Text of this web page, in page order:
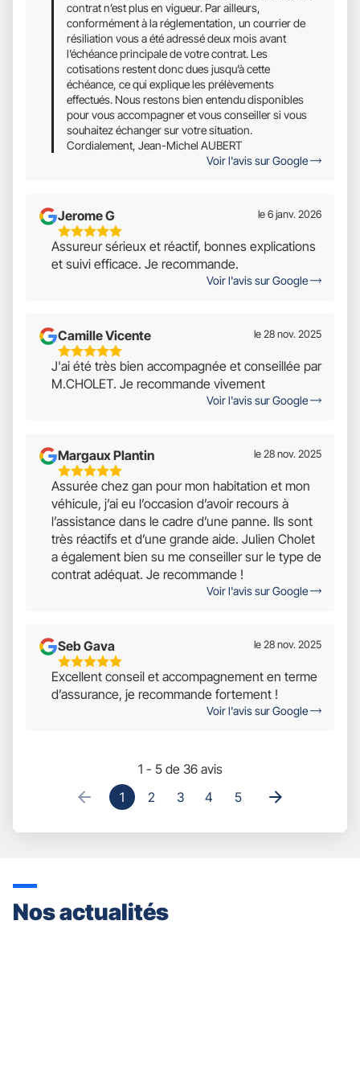
contrat n’est plus en vigueur. Par ailleurs,
conformément à la réglementation, un courrier de
résiliation vous a été adressé deux mois avant
l’échéance principale de votre contrat. Les
cotisations restent donc dues jusqu’à cette
échéance, ce qui explique les prélèvements
effectués. Nous restons bien entendu disponibles
pour vous accompagner et vous conseiller si vous
souhaitez échanger sur votre situation.
Cordialement, Jean-Michel AUBERT
Voir l'avis sur Google
Jerome G
5
Étoiles
Sur
le 6 janv. 2026
Assureur sérieux et réactif, bonnes explications
et suivi efficace. Je recommande.
Voir l'avis sur Google
Camille Vicente
5
Étoiles
Sur
le 28 nov. 2025
J'ai été très bien accompagnée et conseillée par
M.CHOLET. Je recommande vivement
Voir l'avis sur Google
Margaux Plantin
5
Étoiles
Sur
5
le 28 nov. 2025
Assurée chez gan pour mon habitation et mon
véhicule, j’ai eu l’occasion d’avoir recours à
l’assistance dans le cadre d’une panne. Ils sont
très réactifs et d’une grande aide. Julien Cholet
a également bien su me conseiller sur le type de
contrat adéquat. Je recommande !
Voir l'avis sur Google
Seb Gava
5
Étoiles
Sur
le 28 nov. 2025
Excellent conseil et accompagnement en terme
d’assurance, je recommande fortement !
Voir l'avis sur Google
1 - 5 de 36 avis
1
2 3 4 5
Nos actualités